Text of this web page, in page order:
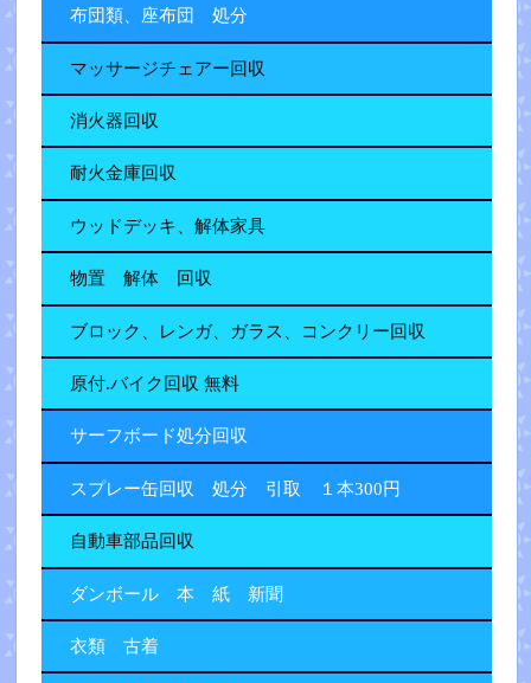
布団類、座布団 処分
マッサージチェアー回収
消火器回収
耐火金庫回収
ウッドデッキ、解体家具
物置 解体 回収
ブロック、レンガ、ガラス、コンクリー回収
原付.バイク回収 無料
サーフボード処分回収
スプレー缶回収 処分 引取 １本300円
自動車部品回収
ダンボール 本 紙 新聞
衣類 古着